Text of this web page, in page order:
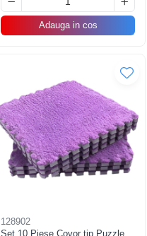
Adauga in cos
128902
Set 10 Piese Covor tip Puzzle,